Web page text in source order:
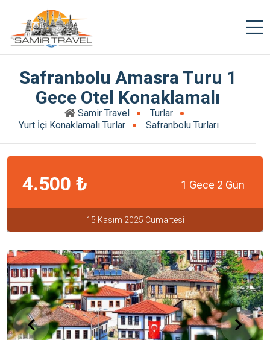
Safranbolu Amasra Turu 1
Gece Otel Konaklamalı
Samir Travel
Turlar
Yurt İçi Konaklamalı Turlar
Safranbolu Turları
4.500 ₺ 1 Gece 2 Gün
15 Kasım 2025 Cumartesi